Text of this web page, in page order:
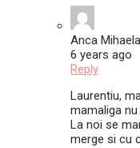
Anca
6 years ago
Reply
Laurentiu,
mamaliga
La noi se
merge si cu